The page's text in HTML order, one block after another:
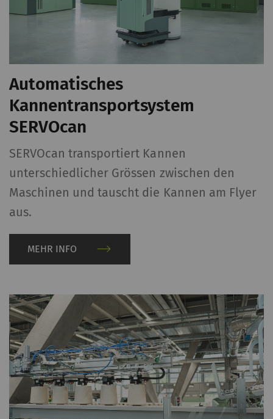
Automatisches
Kannentransportsystem
SERVOcan
SERVOcan transportiert Kannen
unterschiedlicher Grössen zwischen den
Maschinen und tauscht die Kannen am Flyer
aus.
MEHR INFO